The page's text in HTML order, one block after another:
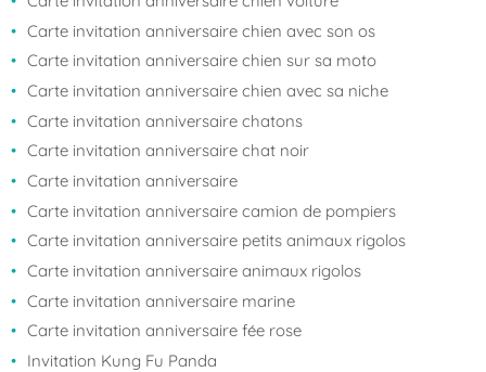
Carte invitation anniversaire chien avec son os
Carte invitation anniversaire chien sur sa moto
Carte invitation anniversaire chien avec sa niche
Carte invitation anniversaire chatons
Carte invitation anniversaire chat noir
Carte invitation anniversaire
Carte invitation anniversaire camion de pompiers
Carte invitation anniversaire petits animaux rigolos
Carte invitation anniversaire animaux rigolos
Carte invitation anniversaire marine
Carte invitation anniversaire fée rose
Invitation Kung Fu Panda